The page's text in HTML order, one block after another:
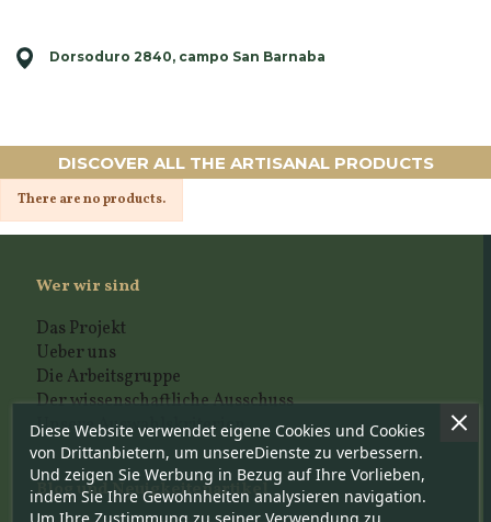
Dorsoduro 2840, campo San Barnaba
DISCOVER ALL THE ARTISANAL PRODUCTS
There are no products.
Wer wir sind
Das Projekt
Ueber uns
Die Arbeitsgruppe
Der wissenschaftliche Ausschuss
Unsere Auswahlskriterien
Blog und Neuigkeitenartikel
Diese Website verwendet eigene Cookies und Cookies
von Drittanbietern, um unsereDienste zu verbessern.
Und zeigen Sie Werbung in Bezug auf Ihre Vorlieben,
indem Sie Ihre Gewohnheiten analysieren navigation.
Um Ihre Zustimmung zu seiner Verwendung zu